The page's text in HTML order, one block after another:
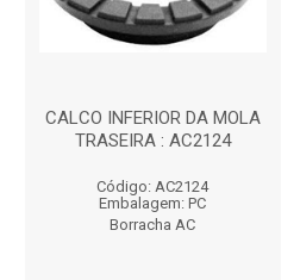
CALCO INFERIOR DA MOLA
TRASEIRA : AC2124
Código: AC2124
Embalagem: PC
Borracha AC